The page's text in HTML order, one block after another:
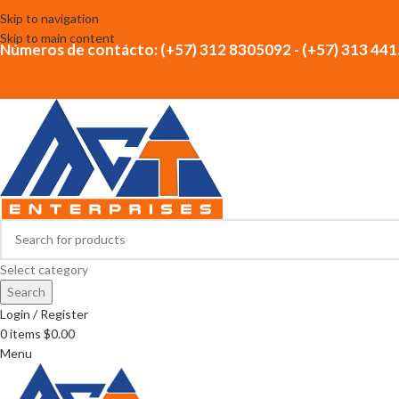
Skip to navigation
Skip to main content
Números de contácto: (+57) 312 8305092 - (+57) 313
Select category
Search
Login / Register
0items $0.00
Menu